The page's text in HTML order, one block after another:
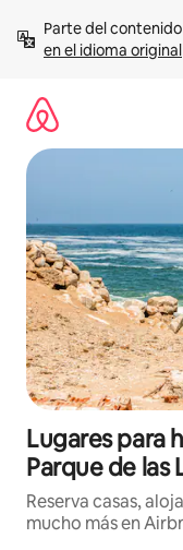
contenido
Parte del
en el idioma original
Lugares para
Parque de las
Reserva casas,
mucho más en